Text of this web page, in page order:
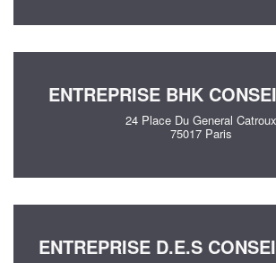
ENTREPRISE BHK
24 Place Du General Catroux
75017 Paris
ENTREPRISE D.E.S